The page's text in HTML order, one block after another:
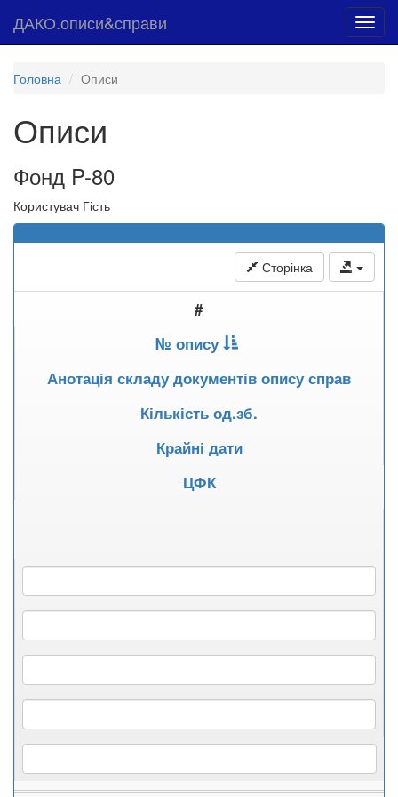
ДАКО.описи&справи
Головна Описи
Описи
Фонд P-80
Користувач Гість
Сторінка
#
№ опису
Анотація складу документів опису справ
Кількість од.зб.
Крайні дати
ЦФК